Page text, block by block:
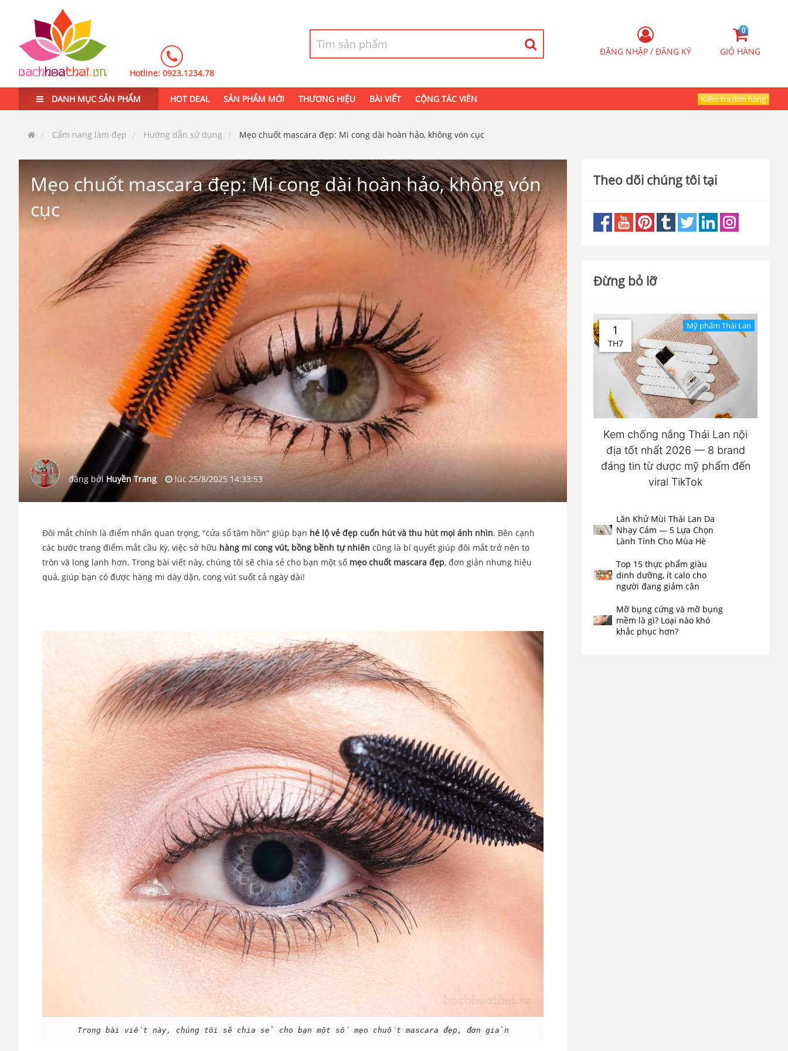
Hotline: 0923.1234.78
ĐĂNG NHẬP / ĐĂNG KÝ
0
GIỎ HÀNG
DANH MỤC SẢN PHẨM HOT DEAL SẢN PHẨM MỚI THƯƠNG HIỆU BÀI VIẾT CỘNG TÁC VIÊN Kiểm tra đơn hàng
Cẩm nang làm đẹp Hướng dẫn sử dụng Mẹo chuốt mascara đẹp: Mi cong dài hoàn hảo, không vón cục
Mẹo chuốt mascara đẹp: Mi cong dài hoàn hảo, không vón
cục
đăng bởi Huyền Trang lúc 25/8/2025 14:33:53
Đôi mắt chính là điểm nhấn quan trọng, "cửa sổ tâm hồn" giúp bạn hé lộ vẻ đẹp cuốn hút và thu hút mọi ánh nhìn. Bên cạnh
các bước trang điểm mắt cầu kỳ, việc sở hữu hàng mi cong vút, bồng bềnh tự nhiên cũng là bí quyết giúp đôi mắt trở nên to
tròn và long lanh hơn. Trong bài viết này, chúng tôi sẽ chia sẻ cho bạn một số mẹo chuốt mascara đẹp, đơn giản nhưng hiệu
quả, giúp bạn có được hàng mi dày dặn, cong vút suốt cả ngày dài!
Trong bài viết này, chúng tôi sẽ chia sẻ cho bạn một số mẹo chuốt mascara đẹp, đơn giản
Theo dõi chúng tôi tại
Đừng bỏ lỡ
1
TH7
Mỹ phẩm Thái Lan
Kem chống nắng Thái Lan nội
địa tốt nhất 2026 — 8 brand
đáng tin từ dược mỹ phẩm đến
viral TikTok
Lăn Khử Mùi Thái Lan Da
Nhạy Cảm — 5 Lựa Chọn
Lành Tính Cho Mùa Hè
Top 15 thực phẩm giàu
dinh dưỡng, ít calo cho
người đang giảm cân
Mỡ bụng cứng và mỡ bụng
mềm là gì? Loại nào khó
khắc phục hơn?